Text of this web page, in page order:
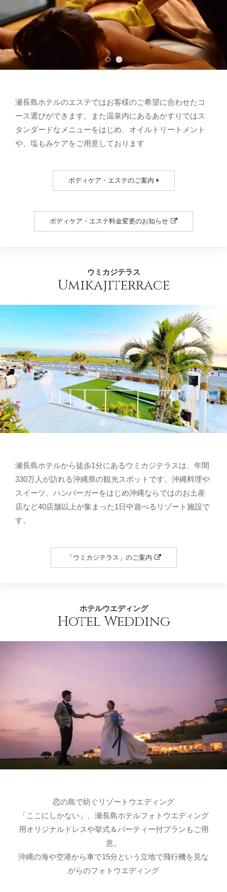
瀬長島ホテルのエステではお客様のご希望に合わせたコ
ース選びができます。また温泉内にあるあかすりではス
タンダードなメニューをはじめ、オイルトリートメント
や、塩もみケアをご用意しております
ボディケア・エステのご案内
ボディケア・エステ料金変更のお知らせ
ウミカジテラス
Umikajiterrace
瀬長島ホテルから徒歩1分にあるウミカジテラスは、年間
330万人が訪れる沖縄県の観光スポットです。沖縄料理や
スイーツ、ハンバーガーをはじめ沖縄ならではのお土産
店など40店舗以上が集まった1日中遊べるリゾート施設で
す。
「ウミカジテラス」のご案内
ホテルウエディング
Hotel Wedding
恋の島で紡ぐリゾートウエディング
「ここにしかない」、瀬長島ホテルフォトウエディング
用オリジナルドレスや挙式＆パーティー付プランもご用
意。
沖縄の海や空港から車で15分という立地で飛行機を見な
がらのフォトウエディング